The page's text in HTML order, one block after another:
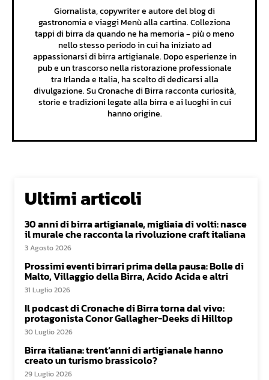
Giornalista, copywriter e autore del blog di
gastronomia e viaggi Menù alla cartina. Colleziona
tappi di birra da quando ne ha memoria - più o meno
nello stesso periodo in cui ha iniziato ad
appassionarsi di birra artigianale. Dopo esperienze in
pub e un trascorso nella ristorazione professionale
tra Irlanda e Italia, ha scelto di dedicarsi alla
divulgazione. Su Cronache di Birra racconta curiosità,
storie e tradizioni legate alla birra e ai luoghi in cui
hanno origine.
Ultimi articoli
30 anni di birra artigianale, migliaia di volti: nasce
il murale che racconta la rivoluzione craft italiana
3 Agosto 2026
Prossimi eventi birrari prima della pausa: Bolle di
Malto, Villaggio della Birra, Acido Acida e altri
31 Luglio 2026
Il podcast di Cronache di Birra torna dal vivo:
protagonista Conor Gallagher-Deeks di Hilltop
30 Luglio 2026
Birra italiana: trent’anni di artigianale hanno
creato un turismo brassicolo?
29 Luglio 2026